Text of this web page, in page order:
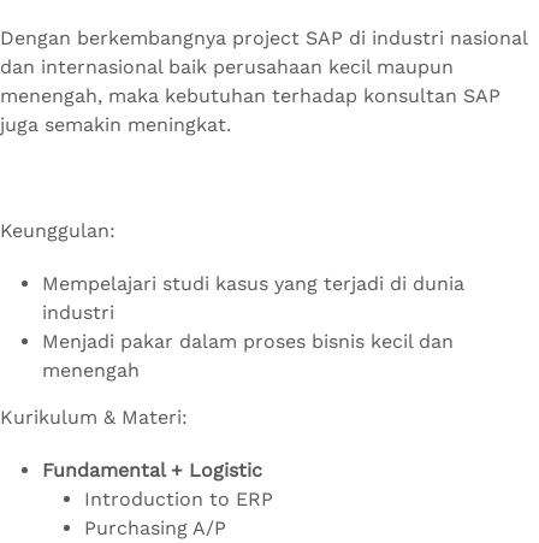
Dengan berkembangnya project SAP di industri nasional
dan internasional baik perusahaan kecil maupun
menengah, maka kebutuhan terhadap konsultan SAP
juga semakin meningkat.
Keunggulan:
Mempelajari studi kasus yang terjadi di dunia
industri
Menjadi pakar dalam proses bisnis kecil dan
menengah
Kurikulum & Materi:
Fundamental + Logistic
Introduction to ERP
Purchasing A/P